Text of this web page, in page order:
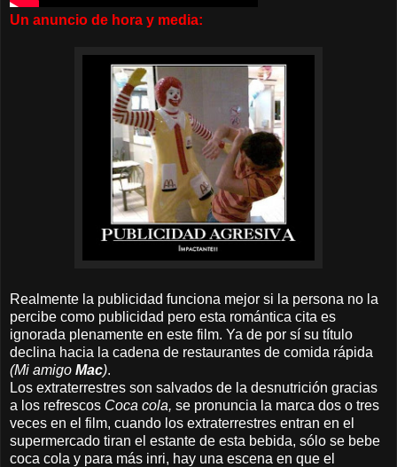
Un anuncio de hora y media:
Realmente la publicidad funciona mejor si la persona no la
percibe como publicidad pero esta romántica cita es
ignorada plenamente en este film. Ya de por sí su título
declina hacia la cadena de restaurantes de comida rápida
(Mi amigo Mac).
Los extraterrestres son salvados de la desnutrición gracias
a los refrescos Coca cola, se pronuncia la marca dos o tres
veces en el film, cuando los extraterrestres entran en el
supermercado tiran el estante de esta bebida, sólo se bebe
coca cola y para más inri, hay una escena en que el